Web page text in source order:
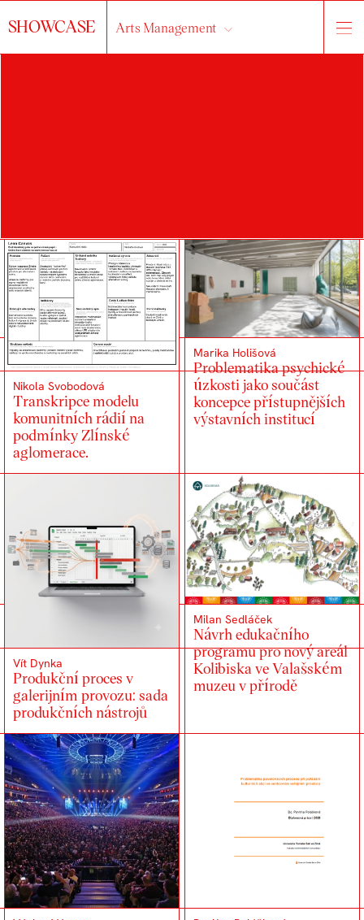
SHOWCASE Arts Management
Nikola Svobodová
Transkripce modelu
komunitních rádií na
podmínky Zlínské
aglomerace.
Marika Holišová
Problematika psychické
úzkosti jako součást
koncepce přístupnějších
výstavních institucí
Vít Dynka
Produkční proces v
galerijním provozu: sada
produkčních nástrojů
Milan Sedláček
Návrh edukačního
programu pro nový areál
Kolibiska ve Valašském
muzeu v přírodě